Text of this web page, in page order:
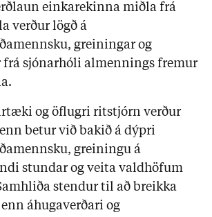
einkarekinna miðla frá
verður lögð á
greiningar og
sjónarhóli almennings fremur
og öflugri ritstjórn verður
betur við bakið á dýpri
greiningu á
stundar og veita valdhöfum
stendur til að breikka
áhugaverðari og